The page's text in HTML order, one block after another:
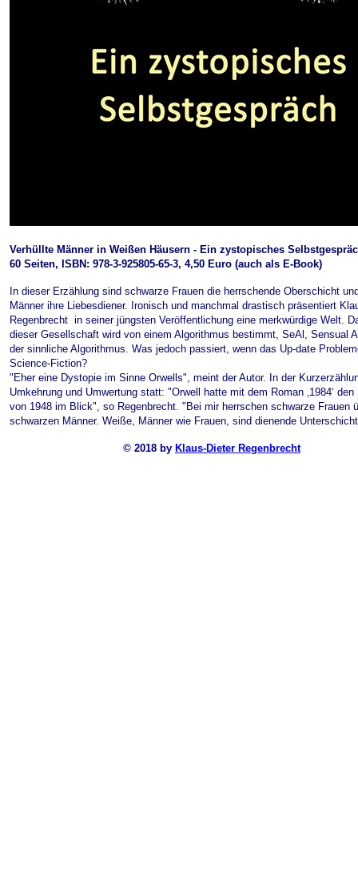
Verhüllte Männer in Weißen Häusern - Ein zystopisches
60 Seiten, ISBN: 978-3-925805-65-3, 4,50 Euro (auch als E-Book)
In dieser Erzählung sind schwarze Frauen die herrschende Oberschicht
Männer ihre Liebesdiener. Ironisch und manchmal drastisch präsentiert
Regenbrecht in seiner jüngsten Veröffentlichung eine merkwürdige Welt.
dieser Gesellschaft wird von einem Algorithmus bestimmt, SeAl, Sensual
der sinnliche Algorithmus. Was jedoch passiert, wenn das Up-date
Science-Fiction?
"Eher eine Dystopie im Sinne Orwells", meint der Autor. In der
Umkehrung und Umwertung statt: "Orwell hatte mit dem Roman ‚1984‘
von 1948 im Blick", so Regenbrecht. "Bei mir herrschen schwarze Frauen
schwarzen Männer. Weiße, Männer wie Frauen, sind dienende
© 2018 by Klaus-Dieter Regenbrecht